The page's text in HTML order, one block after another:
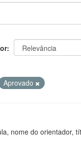
Aprovado
nome do orientador,